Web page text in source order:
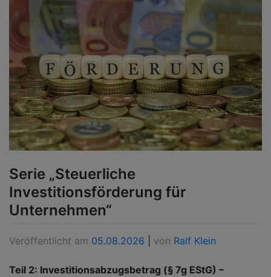
Serie „Steuerliche
Investitionsförderung für
Unternehmen“
Veröffentlicht am 05.08.2026 von Ralf Klein
Teil 2: Investitionsabzugsbetrag (§ 7g EStG) –